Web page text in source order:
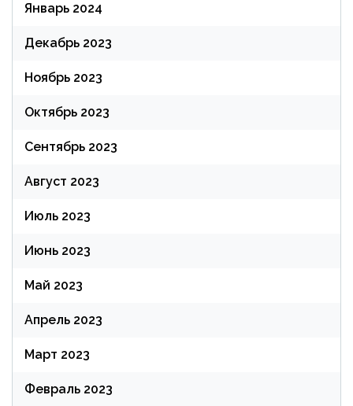
Январь 2024
Декабрь 2023
Ноябрь 2023
Октябрь 2023
Сентябрь 2023
Август 2023
Июль 2023
Июнь 2023
Май 2023
Апрель 2023
Март 2023
Февраль 2023